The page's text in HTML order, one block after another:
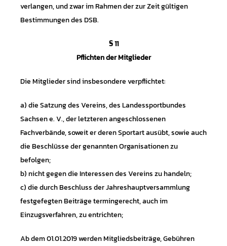
verlangen, und zwar im Rahmen der zur Zeit gültigen
Bestimmungen des DSB.
§ 11
Pflichten der Mitglieder
Die Mitglieder sind insbesondere verpflichtet:
a) die Satzung des Vereins, des Landessportbundes
Sachsen e. V., der letzteren angeschlossenen
Fachverbände, soweit er deren Sportart ausübt, sowie auch
die Beschlüsse der genannten Organisationen zu
befolgen;
b) nicht gegen die Interessen des Vereins zu handeln;
c) die durch Beschluss der Jahreshauptversammlung
festgefegten Beiträge termingerecht, auch im
Einzugsverfahren, zu entrichten;
Ab dem 01.01.2019 werden Mitgliedsbeiträge, Gebühren